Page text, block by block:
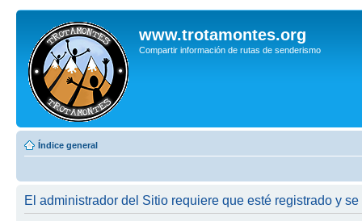
www.trotamontes.org
Compartir información de rutas de senderismo
Índice general
El administrador del Sitio requiere que esté registrado y